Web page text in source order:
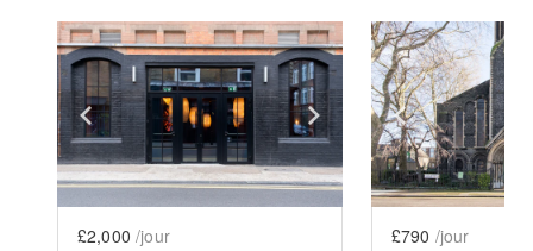
Show previous slide Show next slide
£2,000 /jour
Show
£790 /jour